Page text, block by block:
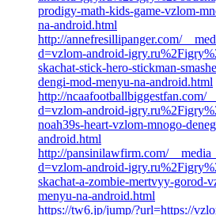
prodigy-math-kids-game-vzlom-
na-android.html
http://annefresillipanger.com/
d=vzlom-android-
skachat-stick-hero-stickman-
dengi-mod-menyu-na-android.html
http://ncaafootballbiggestfan.com/
d=vzlom-android-
noah39s-heart-vzlom-mnogo-
android.html
http://pansinilawfirm.com/
d=vzlom-android-
skachat-a-zombie-mertvyy-gorod-
menyu-na-android.html
https://tw6.jp/jump/?url=https://